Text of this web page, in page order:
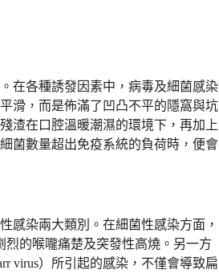
在各種誘發因素中，病毒及細菌感染
滑，而是佈滿了凹凸不平的隱窩與坑
渣在口腔溫暖潮濕的環境下，再加上
菌數量超出免疫系統的負荷時，便會
感染兩大類別。在細菌性感染方面，
烈的喉嚨痛楚及突發性高燒。另一方
virus）所引起的感染，不僅會導致扁